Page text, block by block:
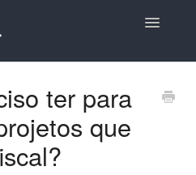
Toggle
de Projetos
de Projetos
ter para
que